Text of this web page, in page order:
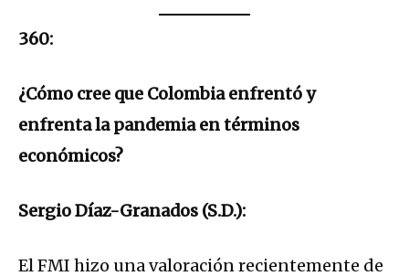
360:
¿Cómo cree que Colombia enfrentó y
enfrenta la pandemia en términos
económicos?
Sergio Díaz-Granados (S.D.):
El FMI hizo una valoración recientemente de